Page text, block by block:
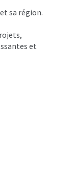
sa région.
et